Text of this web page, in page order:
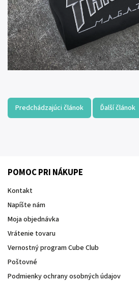
Predchádzajúci článok Ďalší článok
POMOC PRI NÁKUPE
Kontakt
Napíšte nám
Moja objednávka
Vrátenie tovaru
Vernostný program Cube Club
Poštovné
Podmienky ochrany osobných údajov